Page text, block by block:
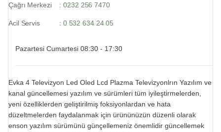
Çağrı Merkezi :0232 256 7470
Acil Servis : 0 532 634 24 05
Pazartesi Cumartesi 08:30 - 17:30
Evka 4 Televizyon Led Oled Lcd Plazma Televizyonlrın Yazılım ve
kanal güncellemesi yazılım ve sürümleri tüm iyileştirmelerden,
yeni özelliklerden geliştirilmiş foksiyonlardan ve hata
düzeltmelerden faydalanmak için ürününüzün düzenli olarak
enson yazılım sürümünü günçellemeniz önemlidir güncellemek